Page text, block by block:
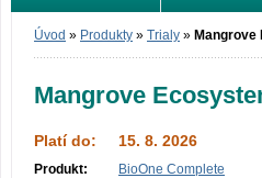
Vyhledávání Tutoriály
Úvod » Produkty » Trialy » Mangrove
Mangrove
Platí do: 15. 8. 2026
Produkt: BioOne Complete